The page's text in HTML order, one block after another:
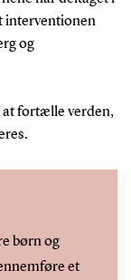
interventionen
og
at fortælle verden,
børn og
et